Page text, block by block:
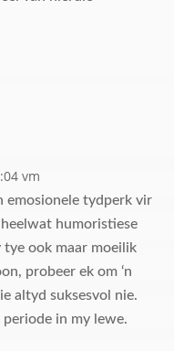
vm
emosionele tydperk vir
humoristiese
tye ook maar moeilik
probeer ek om ‘n
altyd suksesvol nie.
in my lewe.